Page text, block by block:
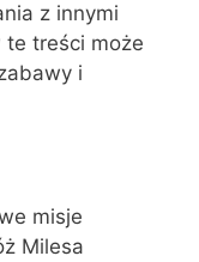
z innymi
te treści może
i
misje
Milesa